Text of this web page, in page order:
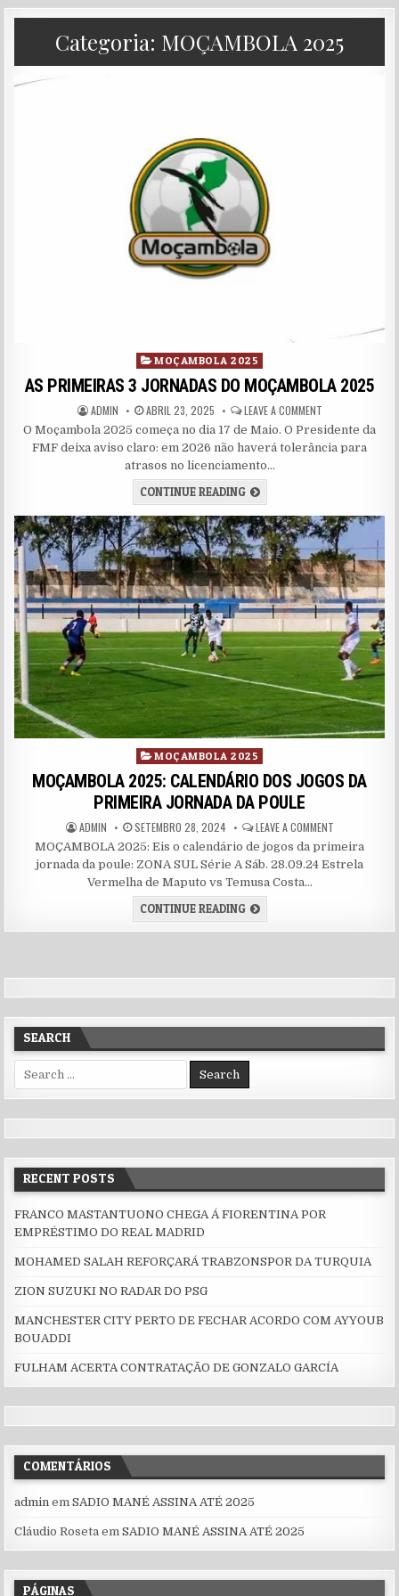
Categoria: MOÇAMBOLA 2025
Posted in
MOÇAMBOLA 2025
AS PRIMEIRAS 3 JORNADAS DO MOÇAMBOLA 2025
AUTHOR:
ADMIN PUBLISHED DATE:
ABRIL 23, 2025 LEAVE A COMMENTON AS
O Moçambola 2025 começa no dia 17 de Maio. O Presidente da
FMF deixa aviso claro: em 2026 não haverá tolerância para
atrasos no licenciamento…
CONTINUE READINGAS PRIMEIRAS 3 JORNADAS
Posted in
MOÇAMBOLA 2025
MOÇAMBOLA 2025: CALENDÁRIO DOS JOGOS DA
PRIMEIRA JORNADA DA POULE
AUTHOR:
ADMIN PUBLISHED DATE:
SETEMBRO 28, 2024 LEAVE A COMMENTON
MOÇAMBOLA 2025: Eis o calendário de jogos da primeira
jornada da poule: ZONA SUL Série A Sáb. 28.09.24 Estrela
Vermelha de Maputo vs Temusa Costa…
CONTINUE READINGMOÇAMBOLA 2025:
SEARCH
Search for:
RECENT POSTS
FRANCO MASTANTUONO CHEGA Á FIORENTINA POR
EMPRÉSTIMO DO REAL MADRID
MOHAMED SALAH REFORÇARÁ TRABZONSPOR DA TURQUIA
ZION SUZUKI NO RADAR DO PSG
MANCHESTER CITY PERTO DE FECHAR ACORDO COM AYYOUB
BOUADDI
FULHAM ACERTA CONTRATAÇÃO DE GONZALO GARCÍA
COMENTÁRIOS
admin emSADIO MANÉ ASSINA ATÉ 2025
Cláudio Roseta emSADIO MANÉ ASSINA ATÉ 2025
PÁGINAS